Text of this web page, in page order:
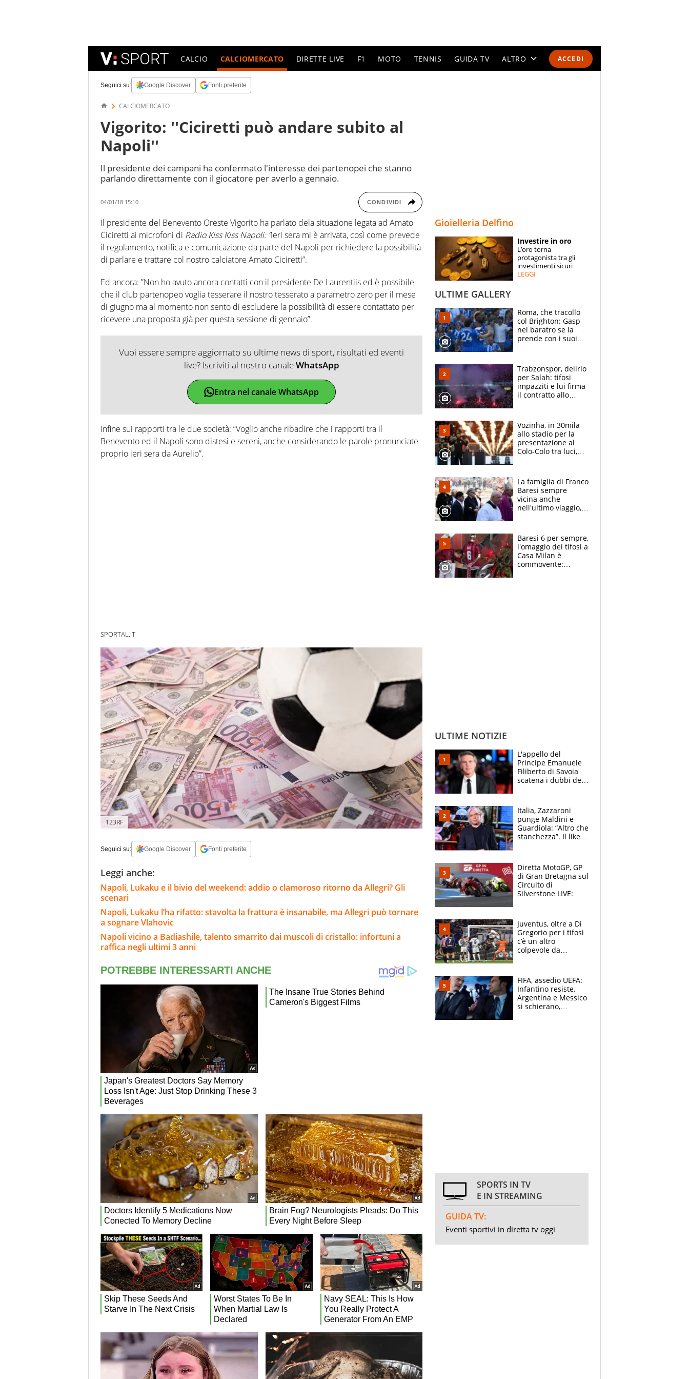
ACCEDI
CALCIO CALCIOMERCATO DIRETTE LIVE F1 MOTO TENNIS GUIDA TV ALTRO
SPECIALI
ESPERTI
Seguici su: Google Discover Fonti preferite
CALCIOMERCATO
Vigorito: ''Ciciretti può andare subito al
Napoli''
Il presidente dei campani ha confermato l'interesse dei partenopei che stanno
parlando direttamente con il giocatore per averlo a gennaio.
04/01/18 15:10 CONDIVIDI
Il presidente del Benevento Oreste Vigorito ha parlato dela situazione legata ad Amato
Ciciretti ai microfoni di Radio Kiss Kiss Napoli: ”Ieri sera mi è arrivata, così come prevede
il regolamento, notifica e comunicazione da parte del Napoli per richiedere la possibilità
di parlare e trattare col nostro calciatore Amato Ciciretti”.
Ed ancora: ”Non ho avuto ancora contatti con il presidente De Laurentiis ed è possibile
che il club partenopeo voglia tesserare il nostro tesserato a parametro zero per il mese
di giugno ma al momento non sento di escludere la possibilità di essere contattato per
ricevere una proposta già per questa sessione di gennaio”.
Vuoi essere sempre aggiornato su ultime news di sport, risultati ed eventi
live? Iscriviti al nostro canaleWhatsApp
Entra nel canale WhatsApp
Infine sui rapporti tra le due società: ”Voglio anche ribadire che i rapporti tra il
Benevento ed il Napoli sono distesi e sereni, anche considerando le parole pronunciate
proprio ieri sera da Aurelio”.
SPORTAL.IT
123RF
Seguici su: Google Discover Fonti preferite
Leggi anche:
Napoli, Lukaku e il bivio del weekend: addio o clamoroso ritorno da Allegri? Gli
scenari
Napoli, Lukaku l’ha rifatto: stavolta la frattura è insanabile, ma Allegri può tornare
a sognare Vlahovic
Napoli vicino a Badiashile, talento smarrito dai muscoli di cristallo: infortuni a
raffica negli ultimi 3 anni
Gioielleria Delfino
Investire in oro
L’oro torna
protagonista tra gli
investimenti sicuri
LEGGI
ULTIME GALLERY
Roma, che tracollo
col Brighton: Gasp
nel baratro se la
prende con i suoi
Trabzonspor, delirio
per Salah: tifosi
impazziti e lui firma
il contratto allo
Vozinha, in 30mila
allo stadio per la
presentazione al
Colo-Colo tra luci,
La famiglia di Franco
Baresi sempre
vicina anche
nell'ultimo viaggio,
circondati
dall'affetto dei tifosi
Baresi 6 per sempre,
l'omaggio dei tifosi a
Casa Milan è
commovente:
ULTIME NOTIZIE
L'appello del
Principe Emanuele
Filiberto di Savoia
scatena i dubbi dei
Italia, Zazzaroni
punge Maldini e
Guardiola: “Altro che
stanchezza”. Il like
Diretta MotoGP, GP
di Gran Bretagna sul
Circuito di
Silverstone LIVE:
Ducati in affanno
Juventus, oltre a Di
Gregorio per i tifosi
c’è un altro
colpevole da
FIFA, assedio UEFA:
Infantino resiste.
Argentina e Messico
si schierano,
SPORTS IN TV
E IN STREAMING
GUIDA TV:
Eventi sportivi in diretta tv oggi